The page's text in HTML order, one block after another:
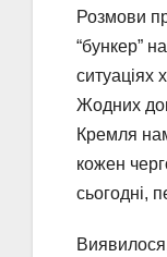
Розмови
“бункер”
ситуаціях
Жодних
Кремля
кожен
сьогодні,